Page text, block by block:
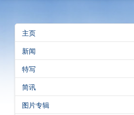
昔日警声
警务处主页
繁體版
English
电子书版
主页
新闻
特写
简讯
图片专辑